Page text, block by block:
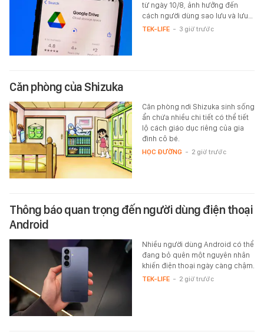
từ ngày 10/8, ảnh hưởng đến
cách người dùng sao lưu và lưu…
TEK-LIFE - 3 giờ trước
Căn phòng của Shizuka
Căn phòng nơi Shizuka sinh sống
ẩn chứa nhiều chi tiết có thể tiết
lộ cách giáo dục riêng của gia
đình cô bé.
HỌC ĐƯỜNG - 2 giờ trước
Thông báo quan trọng đến người dùng điện thoại
Android
Nhiều người dùng Android có thể
đang bỏ quên một nguyên nhân
khiến điện thoại ngày càng chậm.
TEK-LIFE - 2 giờ trước